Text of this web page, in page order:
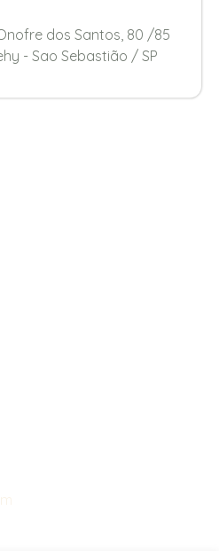
dos Santos, 80 /85
- Sao Sebastião / SP